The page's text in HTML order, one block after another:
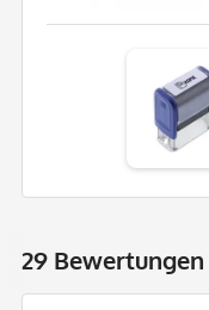
29 Bewertungen